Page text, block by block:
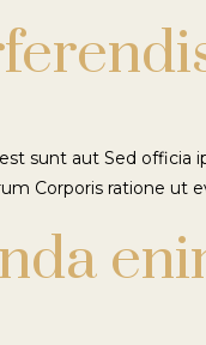
sunt aut Sed officia
Corporis ratione